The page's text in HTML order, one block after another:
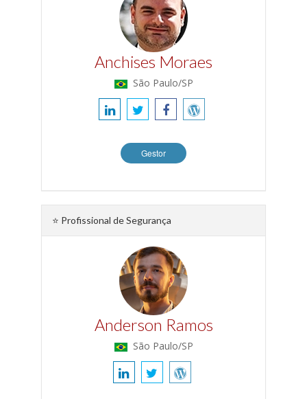
Anchises Moraes
São Paulo/SP
Gestor
⭐ Profissional de Segurança
Anderson Ramos
São Paulo/SP